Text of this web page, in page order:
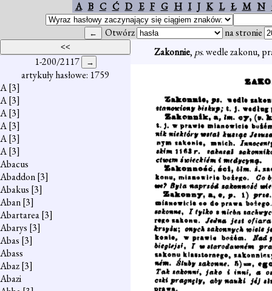
A B C Ć D E F G H I J K L Ł M N
Otwórz na stronie
1-200/2117
artykuły hasłowe: 1759
A[3]
A[3]
A[3]
A[3]
A[3]
A[3]
Abacus
Abaddon[3]
Abakus [3]
Aban[3]
Abartarea[3]
Abarys [3]
Abas [3]
Abass
Abaz[3]
Abazi
Zakonnie, ps. wedle zakonu,